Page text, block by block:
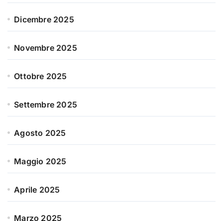
Dicembre 2025
Novembre 2025
Ottobre 2025
Settembre 2025
Agosto 2025
Maggio 2025
Aprile 2025
Marzo 2025